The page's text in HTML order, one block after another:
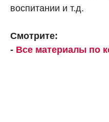
воспитании и т.д.
Смотрите:
- Все материалы по